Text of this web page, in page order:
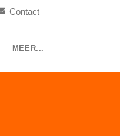
Contact
MEER...